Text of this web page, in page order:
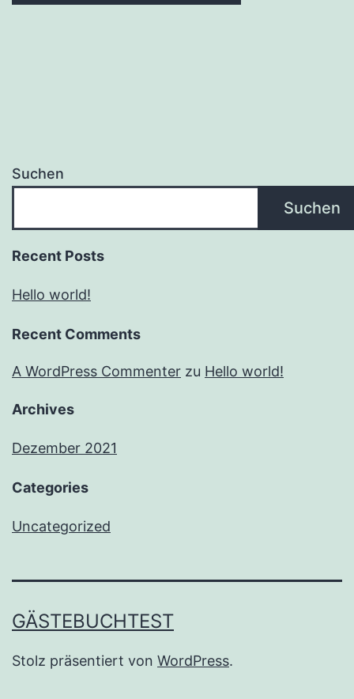
Suchen
Suchen
Recent Posts
Hello world!
Recent Comments
A WordPress Commenter zu Hello world!
Archives
Dezember 2021
Categories
Uncategorized
GÄSTEBUCHTEST
Stolz präsentiert von WordPress.